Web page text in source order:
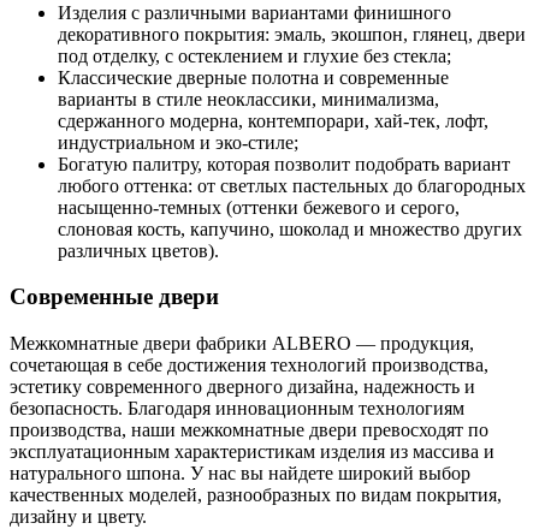
Изделия с различными вариантами финишного
декоративного покрытия: эмаль, экошпон, глянец, двери
под отделку, с остеклением и глухие без стекла;
Классические дверные полотна и современные
варианты в стиле неоклассики, минимализма,
сдержанного модерна, контемпорари, хай-тек, лофт,
индустриальном и эко-стиле;
Богатую палитру, которая позволит подобрать вариант
любого оттенка: от светлых пастельных до благородных
насыщенно-темных (оттенки бежевого и серого,
слоновая кость, капучино, шоколад и множество других
различных цветов).
Современные двери
Межкомнатные двери фабрики ALBERO — продукция,
сочетающая в себе достижения технологий производства,
эстетику современного дверного дизайна, надежность и
безопасность. Благодаря инновационным технологиям
производства, наши межкомнатные двери превосходят по
эксплуатационным характеристикам изделия из массива и
натурального шпона. У нас вы найдете широкий выбор
качественных моделей, разнообразных по видам покрытия,
дизайну и цвету.